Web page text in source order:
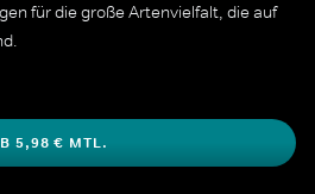
für die große Artenvielfalt, die auf
5,98 € MTL.